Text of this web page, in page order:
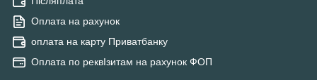
Оплата на рахунок
оплата на карту Приватбанку
Оплата по реквІзитам на рахунок ФОП